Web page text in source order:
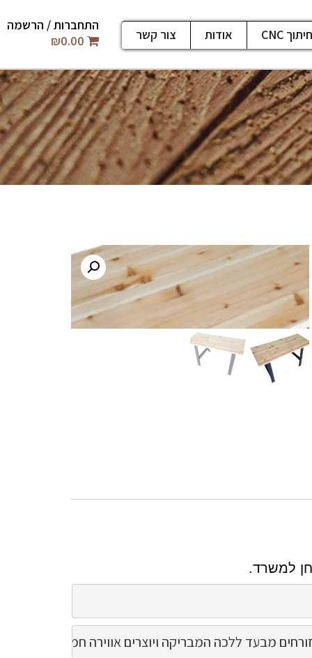
חיתוך CNC אודות צור קשר
התחברות / הרשמה
₪0.00
למשרד.
מבעד ללכה המבריקה ויוצרים אווירה חמימה